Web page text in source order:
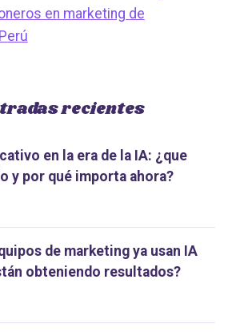
en marketing de
recientes
en la era de la IA: ¿que
y por qué importa ahora?
de marketing ya usan IA
obteniendo resultados?